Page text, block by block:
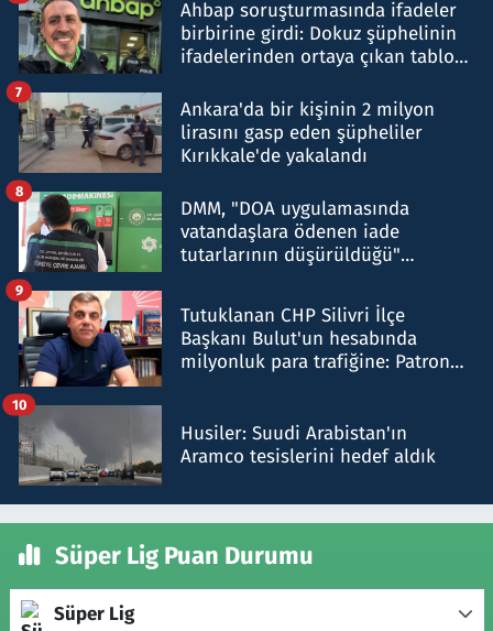
Ahbap soruşturmasında ifadeler
birbirine girdi: Dokuz şüphelinin
ifadelerinden ortaya çıkan tablo
Ankara'da bir kişinin 2 milyon
lirasını gasp eden şüpheliler
Kırıkkale'de yakalandı
7
DMM, "DOA uygulamasında
vatandaşlara ödenen iade
tutarlarının düşürüldüğü"
8
Tutuklanan CHP Silivri İlçe
Başkanı Bulut'un hesabında
milyonluk para trafiğine: Patron
9
Husiler: Suudi Arabistan'ın
Aramco tesislerini hedef aldık
10
Süper Lig Puan Durumu
Süper Lig